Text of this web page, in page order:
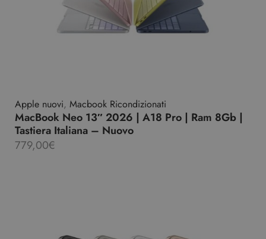
Apple nuovi, Macbook Ricondizionati
MacBook Neo 13″ 2026 | A18 Pro | Ram 8Gb |
Tastiera Italiana – Nuovo
779,00€